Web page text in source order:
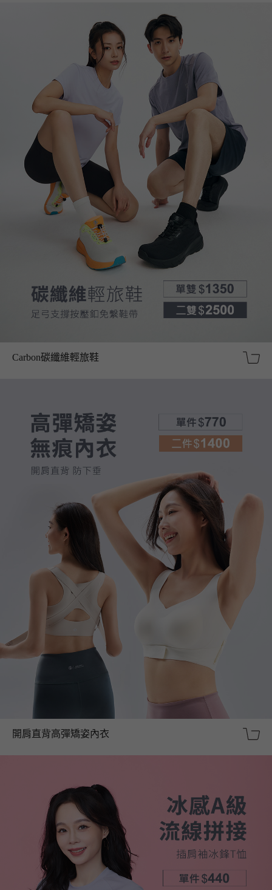
Carbon碳纖維輕旅鞋
開肩直背高彈矯姿內衣